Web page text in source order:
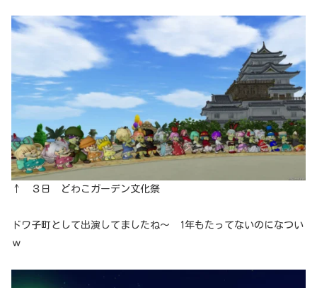
↑ ３日 どわこガーデン文化祭
ドワ子町として出演してましたね～ 1年もたってないのになつい
ｗ